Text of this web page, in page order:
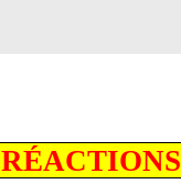
RÉACTIONS